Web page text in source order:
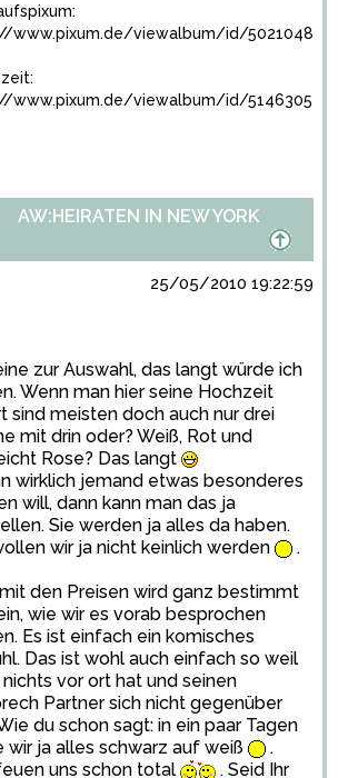
www.pixum.de/viewalbum/id/5021048
www.pixum.de/viewalbum/id/5146305
AW:HEIRATEN IN NEW YORK
25/05/2010 19:22:59
zur Auswahl, das langt würde ich
Wenn man hier seine Hochzeit
sind meisten doch auch nur drei
mit drin oder? Weiß, Rot und
Rose? Das langt
wirklich jemand etwas besonderes
will, dann kann man das ja
Sie werden ja alles da haben.
wir ja nicht keinlich werden
.
den Preisen wird ganz bestimmt
wie wir es vorab besprochen
Es ist einfach ein komisches
Das ist wohl auch einfach so weil
vor ort hat und seinen
Partner sich nicht gegenüber
du schon sagt: in ein paar Tagen
wir ja alles schwarz auf weiß
.
uns schon total
. Seid Ihr